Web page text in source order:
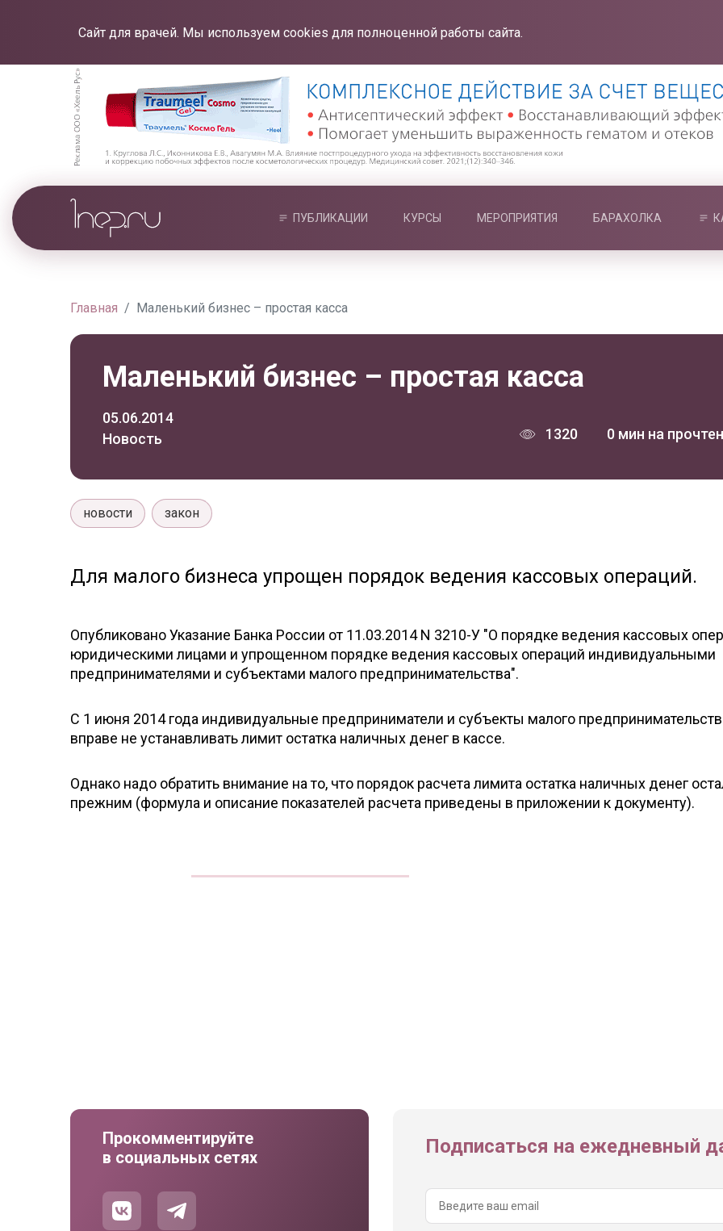
Сайт для врачей. Мы используем cookies для полноценной работы сайта.
ПУБЛИКАЦИИ КУРСЫ МЕРОПРИЯТИЯ БАРАХОЛКА
Главная Маленький бизнес – простая касса
Маленький бизнес – простая касса
05.06.2014
Новость
1320 0 мин на
новости закон
Для малого бизнеса упрощен порядок ведения кассовых операций.
Опубликовано Указание Банка России от 11.03.2014 N 3210-У "О порядке ведения кассовых
юридическими лицами и упрощенном порядке ведения кассовых операций индивидуальными
предпринимателями и субъектами малого предпринимательства".
С 1 июня 2014 года индивидуальные предприниматели и субъекты малого
вправе не устанавливать лимит остатка наличных денег в кассе.
Однако надо обратить внимание на то, что порядок расчета лимита остатка наличных денег
прежним (формула и описание показателей расчета приведены в приложении к документу).
Прокомментируйте
в социальных сетях
Подписаться на ежедневный